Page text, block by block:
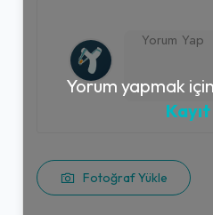
Fotoğraf Yükle
Yorum yapmak için